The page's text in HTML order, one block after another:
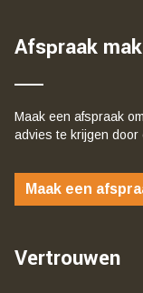
Afspraak
Maak een afspraak
advies te krijgen
Maak een
Vertrouwen